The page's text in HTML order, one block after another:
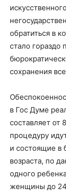
обратиться в
стало гораздо
сохранения
в Гос Думе
составляет от
процедуру
и состоящие в
возраста, по
одного
женщины до 24